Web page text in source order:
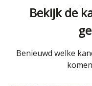
Bekijk de
Benieuwd welke